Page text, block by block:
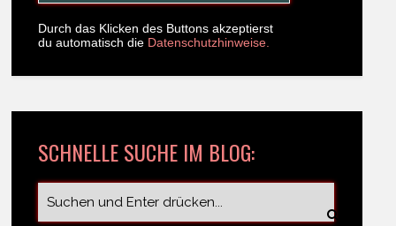
Durch das Klicken des Buttons akzeptierst
du automatisch die Datenschutzhinweise.
SCHNELLE SUCHE IM BLOG: